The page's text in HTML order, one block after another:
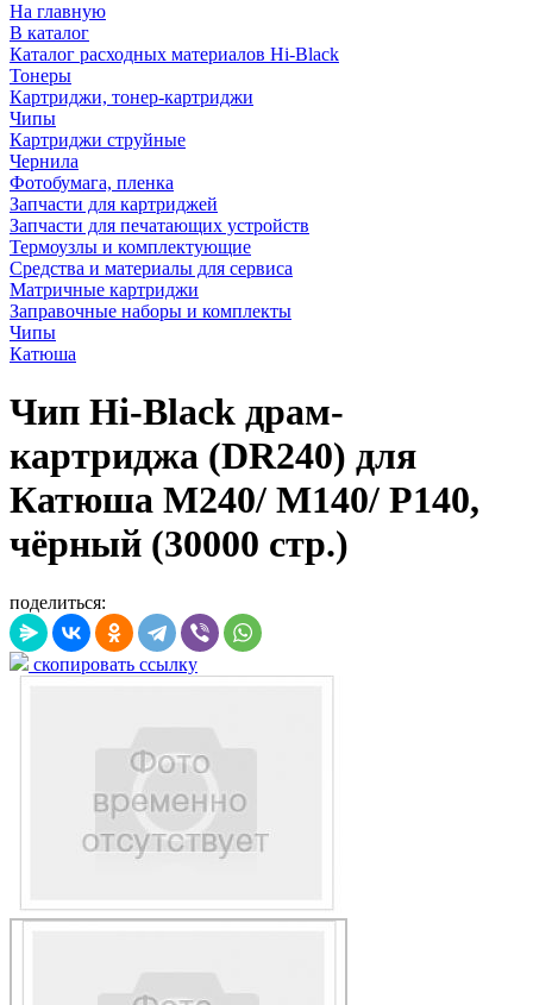
На главную
В каталог
Каталог расходных материалов Hi-Black
Тонеры
Картриджи, тонер-картриджи
Чипы
Картриджи струйные
Чернила
Фотобумага, пленка
Запчасти для картриджей
Запчасти для печатающих устройств
Термоузлы и комплектующие
Средства и материалы для сервиса
Матричные картриджи
Заправочные наборы и комплекты
Чипы
Катюша
Чип Hi-Black драм-
картриджа (DR240) для
Катюша M240/ M140/ P140,
чёрный (30000 стр.)
поделиться:
скопировать ссылку